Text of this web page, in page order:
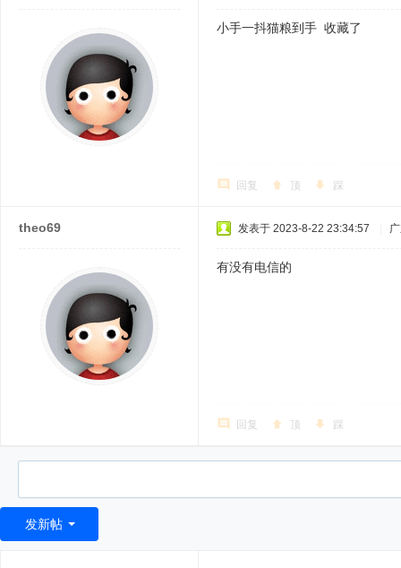
小手一抖猫粮到手 收藏了
回复 顶 踩
theo69 发表于 2023-8-22 23:34:57
有没有电信的
回复 顶 踩
发新帖